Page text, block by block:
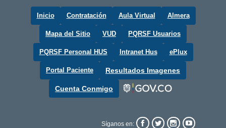
Inicio Contratación Aula Virtual Almera
Mapa del Sitio VUD PQRSF Usuarios
PQRSF Personal HUS Intranet Hus ePlux
Portal Paciente Resultados Imagenes
Cuenta Conmigo
Síganos en:    